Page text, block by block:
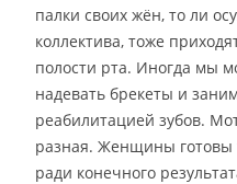
палки своих жён, то ли
коллектива, тоже
полости рта. Иногда мы
надевать брекеты и
реабилитацией зубов.
разная. Женщины готовы
ради конечного